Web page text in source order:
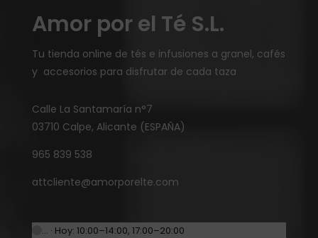
Amor por el Té S.L.
Tu tienda online de tés e infusiones a granel, cafés
y accesorios para disfrutar de cada taza
Calle La Santamaría n°7
03710 Calpe, Alicante (ESPAÑA)
965 839 538
attcliente@amorporelte.com
… · Hoy: 10:00–14:00, 17:00–20:00